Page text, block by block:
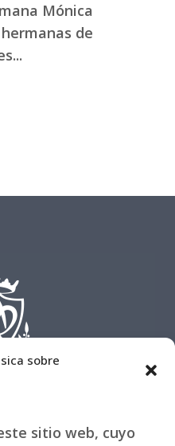
sobre
sitio web, cuyo
Mónica
de